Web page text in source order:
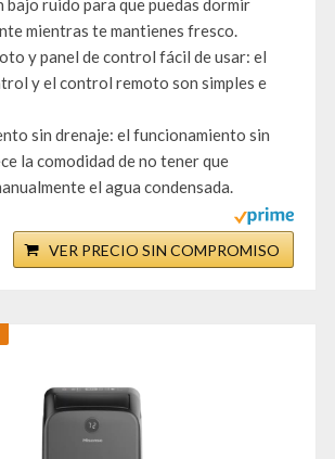
bajo ruido para que puedas dormir
mientras te mantienes fresco.
y panel de control fácil de usar: el
y el control remoto son simples e
sin drenaje: el funcionamiento sin
la comodidad de no tener que
el agua condensada.
VER PRECIO SIN COMPROMISO